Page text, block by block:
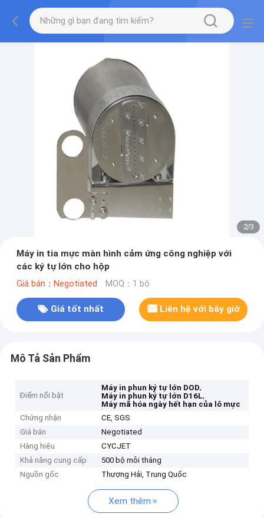
2/3
Máy in tia mực màn hình cảm ứng công nghiệp với
các ký tự lớn cho hộp
Giá bán：Negotiated MOQ：1 bộ
Giá tốt nhất Liên hệ với bây giờ
Mô Tả Sản Phẩm
Điểm nổi bật
Máy in phun ký tự lớn DOD,
Máy in phun ký tự lớn D16L,
Máy mã hóa ngày hết hạn của lô mực
Chứng nhận
CE, SGS
Giá bán
Negotiated
Hàng hiệu
CYCJET
Khả năng cung cấp
500 bộ mỗi tháng
Nguồn gốc
Thượng Hải, Trung Quốc
Xem thêm